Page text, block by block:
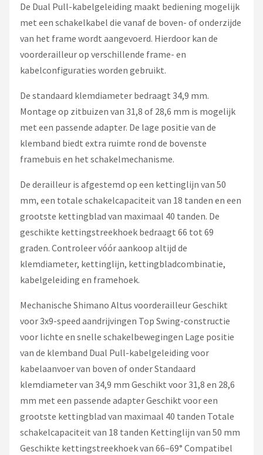
De Dual Pull-kabelgeleiding maakt bediening mogelijk
met een schakelkabel die vanaf de boven- of onderzijde
van het frame wordt aangevoerd. Hierdoor kan de
voorderailleur op verschillende frame- en
kabelconfiguraties worden gebruikt.
De standaard klemdiameter bedraagt 34,9 mm.
Montage op zitbuizen van 31,8 of 28,6 mm is mogelijk
met een passende adapter. De lage positie van de
klemband biedt extra ruimte rond de bovenste
framebuis en het schakelmechanisme.
De derailleur is afgestemd op een kettinglijn van 50
mm, een totale schakelcapaciteit van 18 tanden en een
grootste kettingblad van maximaal 40 tanden. De
geschikte kettingstreekhoek bedraagt 66 tot 69
graden. Controleer vóór aankoop altijd de
klemdiameter, kettinglijn, kettingbladcombinatie,
kabelgeleiding en framehoek.
Mechanische Shimano Altus voorderailleur Geschikt
voor 3x9-speed aandrijvingen Top Swing-constructie
voor lichte en snelle schakelbewegingen Lage positie
van de klemband Dual Pull-kabelgeleiding voor
kabelaanvoer van boven of onder Standaard
klemdiameter van 34,9 mm Geschikt voor 31,8 en 28,6
mm met een passende adapter Geschikt voor een
grootste kettingblad van maximaal 40 tanden Totale
schakelcapaciteit van 18 tanden Kettinglijn van 50 mm
Geschikte kettingstreekhoek van 66–69° Compatibel